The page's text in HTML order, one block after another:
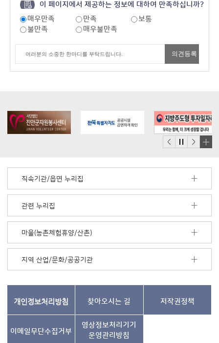
이 페이지에서 제공하는 정보에 대하여 만족하십니까?
매우만족
만족
보통
불만족
매우불만족
더
기
직속기관/읍면 누리집
관련 누리집
마을(농촌체험휴양/산촌)
지역 산업/문화/공공기관
개인정보처리방침 찾아오시는 길 저작권정책
이메일무단수집거부
영상정보처리기기
운영관리방침